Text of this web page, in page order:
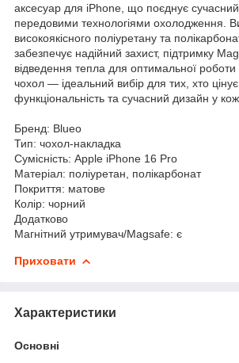
аксесуар для iPhone, що поєднує
передовими технологіями охолодження.
високоякісного поліуретану та
забезпечує надійний захист, підтримку
відведення тепла для оптимальної
чохол — ідеальний вибір для тих, хто цінує
функціональність та сучасний дизайн у
Бренд: Blueo
Тип: чохол-накладка
Сумісність: Apple iPhone 16 Pro
Матеріал: поліуретан, полікарбонат
Покриття: матове
Колір: чорний
Додатково
Магнітний утримувач/Magsafe: є
Приховати
Характеристики
Основні